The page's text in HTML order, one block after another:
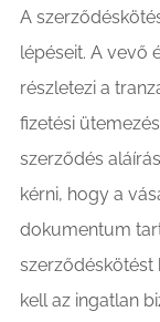
A
lépéseit. A vevő
részletezi a
fizetési
szerződés
kérni, hogy a
dokumentum
szerződéskötést
kell az ingatlan